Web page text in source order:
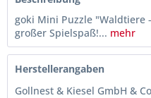
goki Mini Puzzle "Waldtiere
großer Spielspaß!... mehr
Herstellerangaben
Gollnest & Kiesel GmbH &